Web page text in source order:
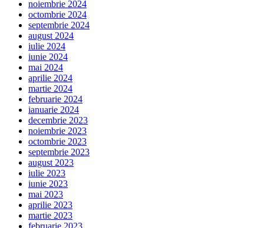
noiembrie 2024
octombrie 2024
septembrie 2024
august 2024
iulie 2024
iunie 2024
mai 2024
aprilie 2024
martie 2024
februarie 2024
ianuarie 2024
decembrie 2023
noiembrie 2023
octombrie 2023
septembrie 2023
august 2023
iulie 2023
iunie 2023
mai 2023
aprilie 2023
martie 2023
februarie 2023